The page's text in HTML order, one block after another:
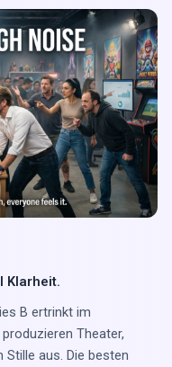
Klarheit.
B ertrinkt im
Theater,
Stille aus. Die besten